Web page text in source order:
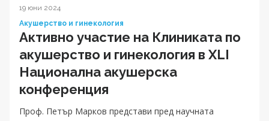
19 юни 2024
Акушерство и гинекология
Активно участие на Клиниката по
акушерство и гинекология в XLI
Национална акушерска
конференция
Проф. Петър Марков представи пред научната